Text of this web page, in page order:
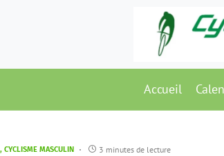
Accueil
CYCLISME MASCULIN 3 minutes de lecture